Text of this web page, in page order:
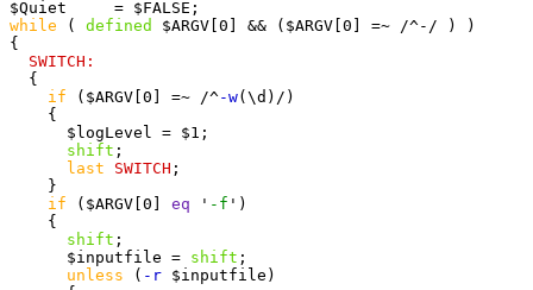
while ( defined
$ARGV[0] && ($ARGV[0] =~ /^-/ ) )
{
SWITCH:
  {
if ($ARGV[0] =~ /^-w(\d)/)
    {
      $logLevel = $1;
shift ;
last
SWITCH ;
    }
if ($ARGV[0] eq ' -f ')
    {
shift ;
      $inputfile =
shift ;
unless ( -r $inputfile)